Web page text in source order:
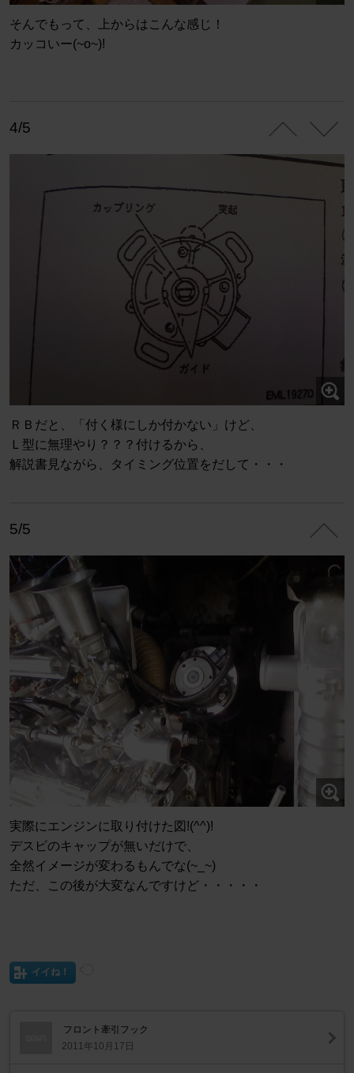
そんでもって、上からはこんな感じ！
カッコいー(~o~)!
4/5
ＲＢだと、「付く様にしか付かない」けど、
Ｌ型に無理やり？？？付けるから、
解説書見ながら、タイミング位置をだして・・・
5/5
実際にエンジンに取り付けた図!(^^)!
デスビのキャップが無いだけで、
全然イメージが変わるもんでな(~_~)
ただ、この後が大変なんですけど・・・・・
イイね！
フロント牽引フック
2011年10月17日